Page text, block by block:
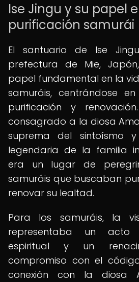
Ise Jingu y su papel
purificación samurái
El santuario de Ise
prefectura de Mie,
papel fundamental en la
samuráis, centrándose
purificación y
consagrado a la diosa
suprema del sintoísmo
legendaria de la familia
era un lugar de
samuráis que buscaban
renovar su lealtad.
Para los samuráis, la
representaba un acto
espiritual y un
compromiso con el
conexión con la diosa